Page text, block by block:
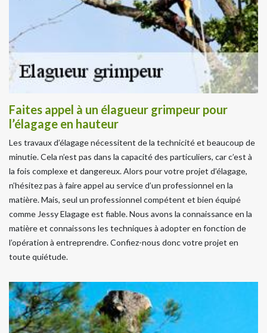
Faites appel à un élagueur grimpeur pour
l’élagage en hauteur
Les travaux d’élagage nécessitent de la technicité et beaucoup de
minutie. Cela n’est pas dans la capacité des particuliers, car c’est à
la fois complexe et dangereux. Alors pour votre projet d’élagage,
n’hésitez pas à faire appel au service d’un professionnel en la
matière. Mais, seul un professionnel compétent et bien équipé
comme Jessy Elagage est fiable. Nous avons la connaissance en la
matière et connaissons les techniques à adopter en fonction de
l’opération à entreprendre. Confiez-nous donc votre projet en
toute quiétude.